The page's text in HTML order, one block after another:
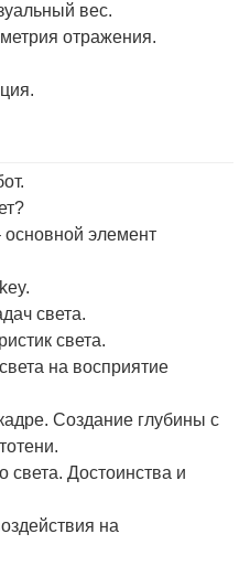
вес.
отражения.
основной элемент
света.
света.
на восприятие
Создание глубины с
света. Достоинства и
на